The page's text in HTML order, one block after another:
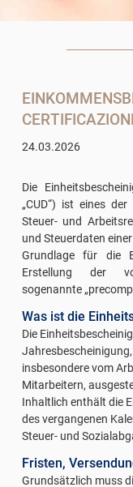
24.03.2026
Die
„CUD“) ist eines
Steuer- und
und Steuerdaten
Grundlage für die
Erstellung der
sogenannte
Was ist die
Die
insbesondere vom
Mitarbeitern,
Inhaltlich enthält die
des vergangenen
Steuer- und
Fristen,
Grundsätzlich muss